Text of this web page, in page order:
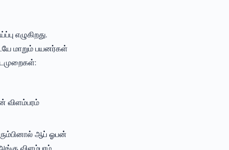
எழுகிறது.
மாறும் பயனர்கள்
விளம்பரம்
ஆப் ஓபன்